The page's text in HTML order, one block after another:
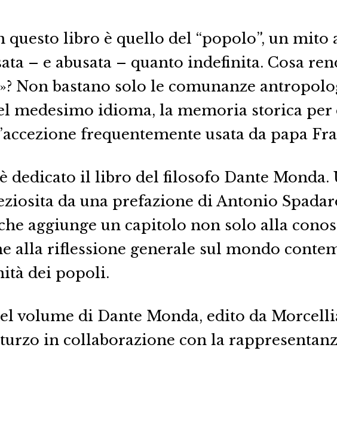
questo libro è quello del “popolo”, un mito
– e abusata – quanto indefinita. Cosa
Non bastano solo le comunanze
medesimo idioma, la memoria storica
frequentemente usata da papa
dedicato il libro del filosofo Dante Monda.
da una prefazione di Antonio
aggiunge un capitolo non solo alla
alla riflessione generale sul mondo
dei popoli.
volume di Dante Monda, edito da
in collaborazione con la